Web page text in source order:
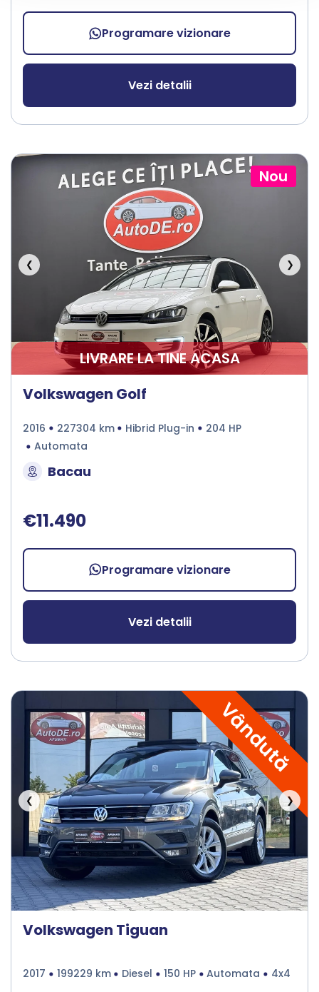
Programare vizionare
Vezi detalii
Nou
❮ ❯
LIVRARE LA TINE ACASA
Volkswagen Golf
2016 227304 km Hibrid Plug-in
204 HP
Automata
Bacau
€11.490
Programare vizionare
Vezi detalii
Vândută
❮ ❯
Volkswagen Tiguan
2017 199229 km Diesel 150 HP Automata 4x4